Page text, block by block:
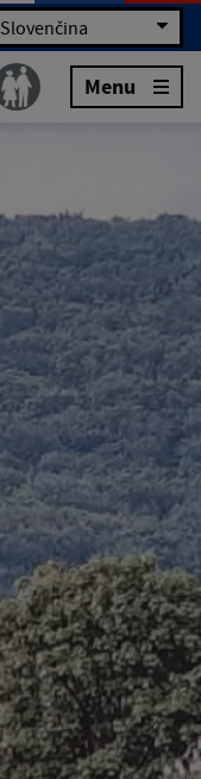
Slovenčina
Menu